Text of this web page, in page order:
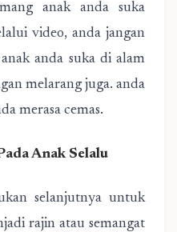
anak anda suka
video, anda jangan
anda suka di alam
melarang juga. anda
merasa cemas.
Anak Selalu
selanjutnya untuk
rajin atau semangat